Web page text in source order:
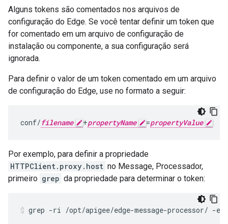
Alguns tokens são comentados nos arquivos de
configuração do Edge. Se você tentar definir um token que
for comentado em um arquivo de configuração de
instalação ou componente, a sua configuração será
ignorada.
Para definir o valor de um token comentado em um arquivo
de configuração do Edge, use no formato a seguir:
conf/filename +propertyName =propertyValue
Por exemplo, para definir a propriedade
HTTPClient.proxy.host no Message, Processador,
primeiro grep da propriedade para determinar o token:
grep -ri /opt/apigee/edge-message-processor/ -e